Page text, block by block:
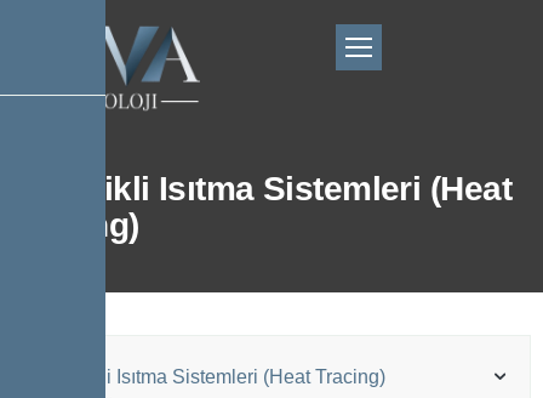
Elektrikli Isıtma Sistemleri (Heat
Tracing)
Elektrikli Isıtma Sistemleri (Heat Tracing)